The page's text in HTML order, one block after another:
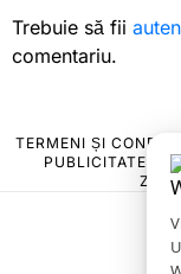
Trebuie să fii
comentariu.
TERMENI ȘI CONDIȚII
PUBLICITATE